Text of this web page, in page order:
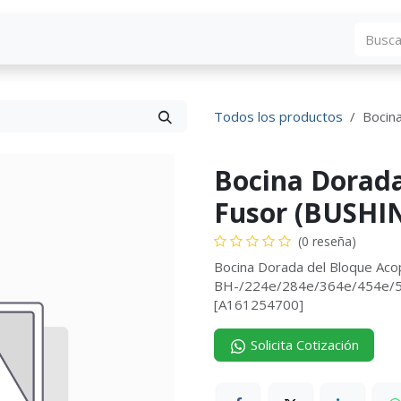
Todos los productos
Bocina
Fusor
(0 reseña)
Bocina Dorada del Bloque
BH-/224e/284e/364e/454e/
[A161254700]
Solicita Cotización